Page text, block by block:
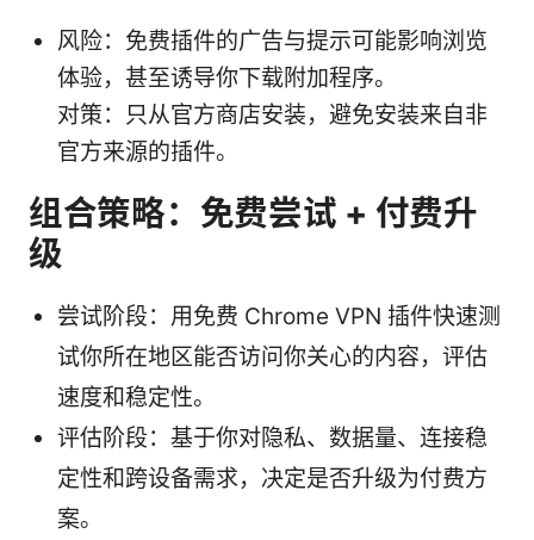
风险：免费插件的广告与提示可能影响浏览
体验，甚至诱导你下载附加程序。
对策：只从官方商店安装，避免安装来自非
官方来源的插件。
组合策略：免费尝试 + 付费升
级
尝试阶段：用免费 Chrome VPN 插件快速测
试你所在地区能否访问你关心的内容，评估
速度和稳定性。
评估阶段：基于你对隐私、数据量、连接稳
定性和跨设备需求，决定是否升级为付费方
案。